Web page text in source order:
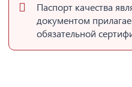
Паспорт качества
документом
обязательной